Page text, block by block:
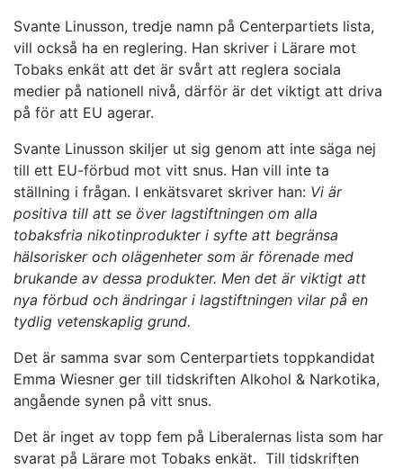
Svante Linusson, tredje namn på Centerpartiets lista,
vill också ha en reglering. Han skriver i Lärare mot
Tobaks enkät att det är svårt att reglera sociala
medier på nationell nivå, därför är det viktigt att driva
på för att EU agerar.
Svante Linusson skiljer ut sig genom att inte säga nej
till ett EU-förbud mot vitt snus. Han vill inte ta
ställning i frågan. I enkätsvaret skriver han: Vi är
positiva till att se över lagstiftningen om alla
tobaksfria nikotinprodukter i syfte att begränsa
hälsorisker och olägenheter som är förenade med
brukande av dessa produkter. Men det är viktigt att
nya förbud och ändringar i lagstiftningen vilar på en
tydlig vetenskaplig grund.
Det är samma svar som Centerpartiets toppkandidat
Emma Wiesner ger till tidskriften Alkohol & Narkotika,
angående synen på vitt snus.
Det är inget av topp fem på Liberalernas lista som har
svarat på Lärare mot Tobaks enkät. Till tidskriften